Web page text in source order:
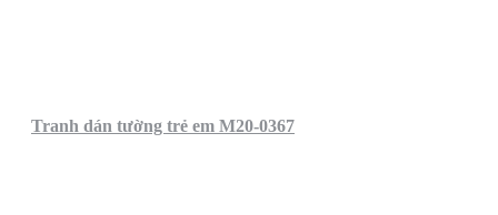
Tranh dán tường trẻ em M20-0367